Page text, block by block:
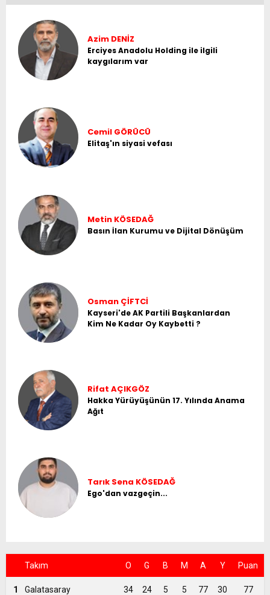
Azim DENİZ
Erciyes Anadolu Holding ile ilgili
kaygılarım var
Cemil GÖRÜCÜ
Elitaş'ın siyasi vefası
Metin KÖSEDAĞ
Basın İlan Kurumu ve Dijital Dönüşüm
Osman ÇİFTCİ
Kayseri'de AK Partili Başkanlardan
Kim Ne Kadar Oy Kaybetti ?
Rifat AÇIKGÖZ
Hakka Yürüyüşünün 17. Yılında Anama
Ağıt
Tarık Sena KÖSEDAĞ
Ego'dan vazgeçin...
Takım O G B M A Y Puan
1 Galatasaray 34 24 5 5 77 30 77